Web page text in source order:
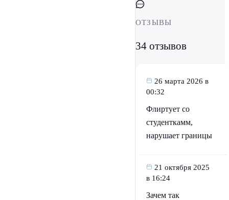
ОТЗЫВЫ
34 отзывов
26 марта 2026 в
00:32
Флиртует со
студенткамм,
нарушает границы
21 октября 2025
в 16:24
Зачем так